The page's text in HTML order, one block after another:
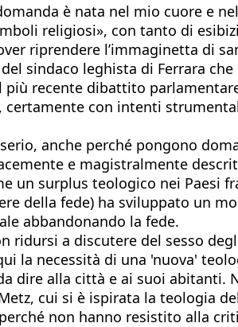
è nata nel mio cuore e
religiosi», con tanto di
riprendere l’immaginetta di
sindaco leghista di Ferrara
recente dibattito
con intenti
anche perché pongono
e magistralmente
un surplus teologico nei Paesi
della fede) ha sviluppato un
abbandonando la fede.
a discutere del sesso
la necessità di una 'nuova'
dire alla città e ai suoi
cui si è ispirata la teologia
non hanno resistito alla